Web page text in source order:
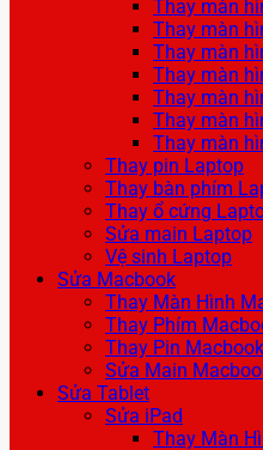
Thay màn
Thay màn
Thay màn
Thay màn
Thay màn
Thay màn
Thay màn
Thay pin Laptop
Thay bàn phím
Thay ổ cứng
Sửa main Laptop
Vệ sinh Laptop
Sửa Macbook
Thay Màn Hình
Thay Phím
Thay Pin Macbook
Sửa Main
Sửa Tablet
Sửa iPad
Thay Màn